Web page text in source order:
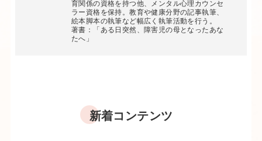
育関係の資格を持つ他、メンタル心理カウンセ
ラー資格を保持。教育や健康分野の記事執筆、
絵本脚本の執筆など幅広く執筆活動を行う。
著書：「ある日突然、障害児の母となったあな
たへ」
新着コンテンツ